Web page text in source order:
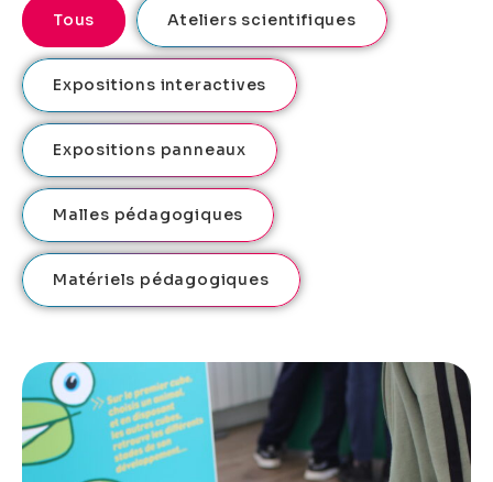
Tous Ateliers scientifiques
Expositions interactives
Expositions panneaux
Malles pédagogiques
Matériels pédagogiques